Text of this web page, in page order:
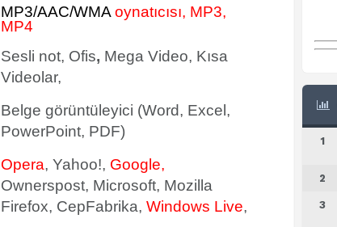
MP3/AAC/WMA oynatıcısı, MP3,
MP4
Sesli not, Ofis, Mega Video, Kısa
Videolar,
Belge görüntüleyici (Word, Excel,
PowerPoint, PDF)
Opera, Yahoo!, Google,
Ownerspost, Microsoft, Mozilla
Firefox, CepFabrika, Windows Live,
1
2
3